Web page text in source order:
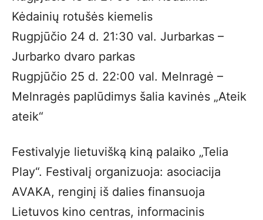
Kėdainių rotušės kiemelis
Rugpjūčio 24 d. 21:30 val. Jurbarkas –
Jurbarko dvaro parkas
Rugpjūčio 25 d. 22:00 val. Melnragė –
Melnragės paplūdimys šalia kavinės „Ateik
ateik“
Festivalyje lietuvišką kiną palaiko „Telia
Play“. Festivalį organizuoja: asociacija
AVAKA, renginį iš dalies finansuoja
Lietuvos kino centras, informacinis